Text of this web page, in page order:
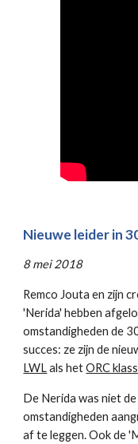
Nieuwe leider in
8 mei 2018
Remco Jouta en zijn
'Nerida' hebben
omstandigheden de
succes: ze zijn de
LWLals hetORC
De Nerida was niet
omstandigheden
af te leggen. Ook de